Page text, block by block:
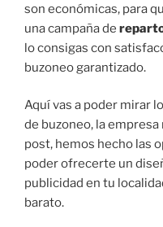
son económicas, para
una campaña de
lo consigas con
buzoneo garantizado.
Aquí vas a poder mirar
de buzoneo, la
post, hemos hecho las
poder ofrecerte un
publicidad en tu
barato.